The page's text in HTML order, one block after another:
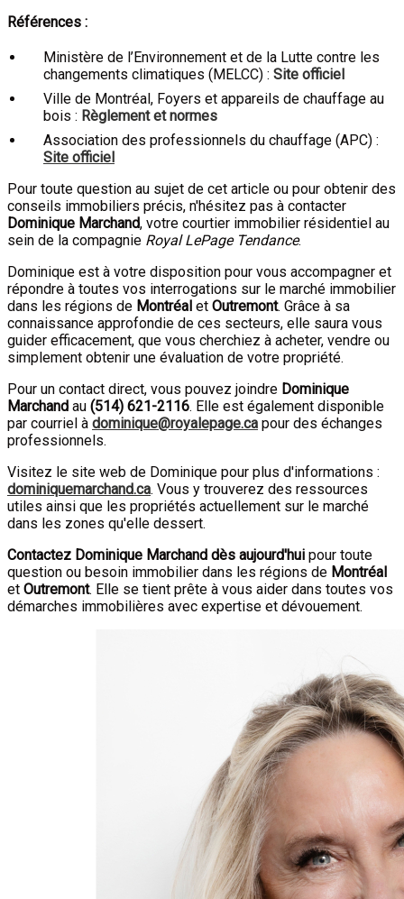
Références :
Ministère de l’Environnement et de la Lutte contre les
changements climatiques (MELCC) : Site officiel
Ville de Montréal, Foyers et appareils de chauffage au
bois : Règlement et normes
Association des professionnels du chauffage (APC) :
Site officiel
Pour toute question au sujet de cet article ou pour obtenir des
conseils immobiliers précis, n'hésitez pas à contacter
Dominique Marchand, votre courtier immobilier résidentiel au
sein de la compagnie Royal LePage Tendance.
Dominique est à votre disposition pour vous accompagner et
répondre à toutes vos interrogations sur le marché immobilier
dans les régions de Montréal et Outremont. Grâce à sa
connaissance approfondie de ces secteurs, elle saura vous
guider efficacement, que vous cherchiez à acheter, vendre ou
simplement obtenir une évaluation de votre propriété.
Pour un contact direct, vous pouvez joindre Dominique
Marchand au (514) 621-2116. Elle est également disponible
par courriel à dominique@royalepage.ca pour des échanges
professionnels.
Visitez le site web de Dominique pour plus d'informations :
dominiquemarchand.ca. Vous y trouverez des ressources
utiles ainsi que les propriétés actuellement sur le marché
dans les zones qu'elle dessert.
Contactez Dominique Marchand dès aujourd'hui pour toute
question ou besoin immobilier dans les régions de Montréal
et Outremont. Elle se tient prête à vous aider dans toutes vos
démarches immobilières avec expertise et dévouement.